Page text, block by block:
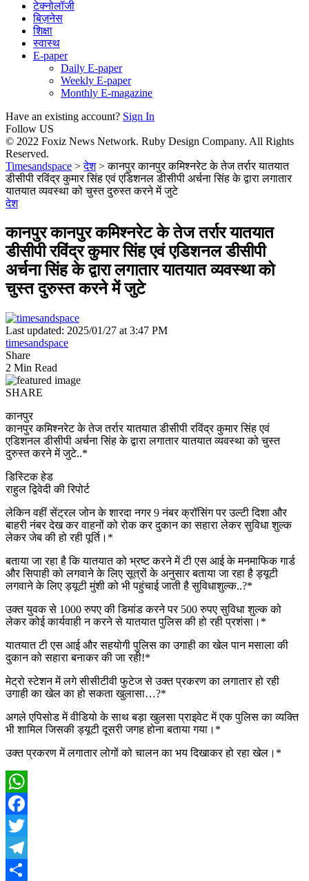
टेक्नोलॉजी
बिज़नेस
शिक्षा
स्वास्थ
E-paper
Daily E-paper
Weekly E-paper
Monthly E-magazine
Have an existing account? Sign In
Follow US
© 2022 Foxiz News Network. Ruby Design Company. All Rights
Reserved.
Timesandspace >देश>कानपुर कानपुर कमिश्नरेट के तेज तर्रार यातयात
डीसीपी रविंद्र कुमार सिंह एवं एडिशनल डीसीपी अर्चना सिंह के द्वारा लगातार
यातयात व्यवस्था को चुस्त दुरुस्त करने में जुटे
देश
कानपुर कानपुर कमिश्नरेट के तेज तर्रार यातयात
डीसीपी रविंद्र कुमार सिंह एवं एडिशनल डीसीपी
अर्चना सिंह के द्वारा लगातार यातयात व्यवस्था को
चुस्त दुरुस्त करने में जुटे
Last updated: 2025/01/27 at 3:47 PM
timesandspace
Share
2 Min Read
SHARE
कानपुर
कानपुर कमिश्नरेट के तेज तर्रार यातयात डीसीपी रविंद्र कुमार सिंह एवं
एडिशनल डीसीपी अर्चना सिंह के द्वारा लगातार यातयात व्यवस्था को चुस्त
दुरुस्त करने में जुटे..*
डिस्टिक हेड
राहुल द्विवेदी की रिपोर्ट
लेकिन वहीं सेंट्रल जोन के शारदा नगर 9 नंबर क्रॉसिंग पर उल्टी दिशा और
बाहरी नंबर देख कर वाहनों को रोक कर दुकान का सहारा लेकर सुविधा शुल्क
लेकर जेब की हो रही पूर्ति।*
बताया जा रहा है कि यातयात को भ्रष्ट करने में टी एस आई के मनमाफिक गार्ड
और सिपाही को लगवाने के लिए सूत्रों के अनुसार बताया जा रहा है ड्यूटी
लगवाने के लिए ड्यूटी मुंशी को भी पहुंचाई जाती है सुविधाशुल्क..?*
उक्त युवक से 1000 रुपए की डिमांड करने पर 500 रुपए सुविधा शुल्क को
लेकर कोई कार्यवाही न करने से यातयात पुलिस की हो रही प्रशंसा।*
यातयात टी एस आई और सहयोगी पुलिस का उगाही का खेल पान मसाला की
दुकान को सहारा बनाकर की जा रही!*
मेट्रो स्टेशन में लगे सीसीटीवी फुटेज से उक्त प्रकरण का लगातार हो रही
उगाही का खेल का हो सकता खुलासा…?*
अगले एपिसोड में वीडियो के साथ बड़ा खुलसा प्राइवेट में एक पुलिस का व्यक्ति
भी शामिल जिसकी ड्यूटी दूसरी जगह होना बताया गया।*
उक्त प्रकरण में लगातार लोगों को चालन का भय दिखाकर हो रहा खेल।*
WhatsApp
Facebook
Twitter
Telegram